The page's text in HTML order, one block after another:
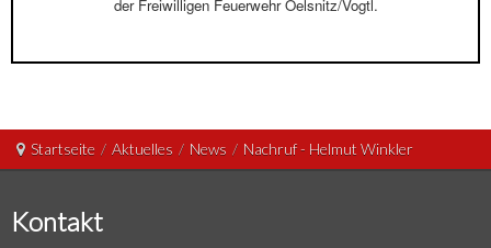
der Freiwilligen Feuerwehr Oelsnitz/Vogtl.
Startseite / Aktuelles / News / Nachruf - Helmut Winkler
Kontakt